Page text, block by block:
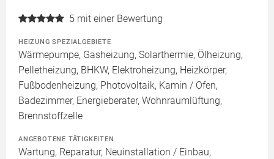
5 mit einer Bewertung
HEIZUNG SPEZIALGEBIETE
Wärmepumpe, Gasheizung, Solarthermie, Ölheizung,
Pelletheizung, BHKW, Elektroheizung, Heizkörper,
Fußbodenheizung, Photovoltaik, Kamin / Ofen,
Badezimmer, Energieberater, Wohnraumlüftung,
Brennstoffzelle
ANGEBOTENE TÄTIGKEITEN
Wartung, Reparatur, Neuinstallation / Einbau,